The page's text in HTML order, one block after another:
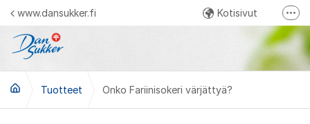
Siirry sisältöön
www.dansukker.fi Kotisivut
Instagram Dansukker Suomi
YouTube Dansukker Suomi
Tuotteet Onko Fariinisokeri värjättyä?